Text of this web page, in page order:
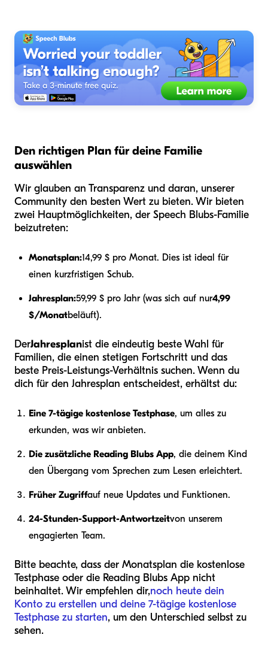
Den richtigen Plan für deine Familie
auswählen
Wir glauben an Transparenz und daran, unserer
Community den besten Wert zu bieten. Wir bieten
zwei Hauptmöglichkeiten, der Speech Blubs-Familie
beizutreten:
Monatsplan:14,99 $ pro Monat. Dies ist ideal für
einen kurzfristigen Schub.
Jahresplan:59,99 $ pro Jahr (was sich auf nur4,99
$/Monatbeläuft).
DerJahresplanist die eindeutig beste Wahl für
Familien, die einen stetigen Fortschritt und das
beste Preis-Leistungs-Verhältnis suchen. Wenn du
dich für den Jahresplan entscheidest, erhältst du:
Eine 7-tägige kostenlose Testphase, um alles zu
erkunden, was wir anbieten.
Die zusätzliche Reading Blubs App, die deinem Kind
den Übergang vom Sprechen zum Lesen erleichtert.
Früher Zugriffauf neue Updates und Funktionen.
24-Stunden-Support-Antwortzeitvon unserem
engagierten Team.
Bitte beachte, dass der Monatsplan die kostenlose
Testphase oder die Reading Blubs App nicht
beinhaltet. Wir empfehlen dir,noch heute dein
Konto zu erstellen und deine 7-tägige kostenlose
Testphase zu starten, um den Unterschied selbst zu
sehen.